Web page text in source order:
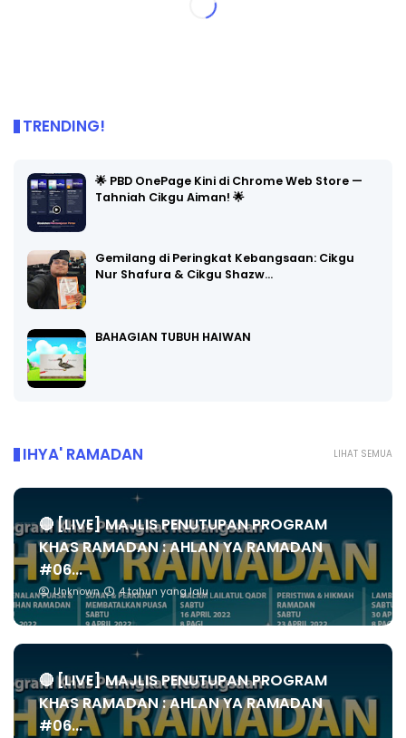
TRENDING!
🌟 PBD OnePage Kini di Chrome Web Store —
Tahniah Cikgu Aiman! 🌟
Gemilang di Peringkat Kebangsaan: Cikgu
Nur Shafura & Cikgu Shazw…
BAHAGIAN TUBUH HAIWAN
LIHAT SEMUA
IHYA' RAMADAN
🔴 [LIVE] MAJLIS PENUTUPAN PROGRAM
KHAS RAMADAN : AHLAN YA RAMADAN
#06...
Unknown 4 tahun yang lalu
🔴 [LIVE] MAJLIS PENUTUPAN PROGRAM
KHAS RAMADAN : AHLAN YA RAMADAN
#06...